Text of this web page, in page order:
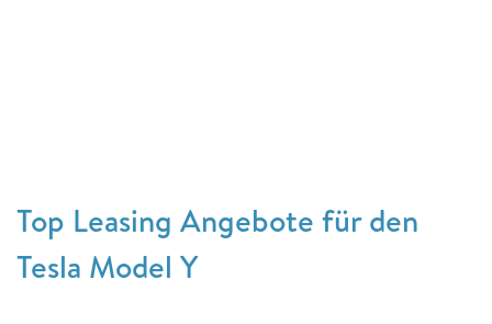
Top Leasing Angebote für den
Tesla Model Y